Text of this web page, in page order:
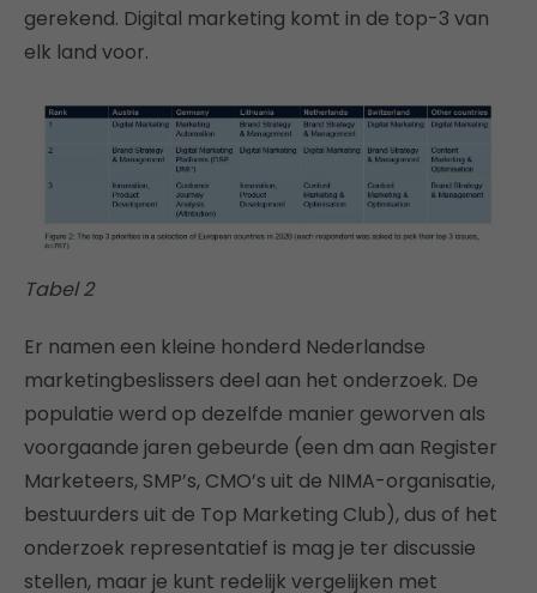
gerekend. Digital marketing komt in de top-3 van
elk land voor.
Tabel 2
Er namen een kleine honderd Nederlandse
marketingbeslissers deel aan het onderzoek. De
populatie werd op dezelfde manier geworven als
voorgaande jaren gebeurde (een dm aan Register
Marketeers, SMP’s, CMO’s uit de NIMA-organisatie,
bestuurders uit de Top Marketing Club), dus of het
onderzoek representatief is mag je ter discussie
stellen, maar je kunt redelijk vergelijken met